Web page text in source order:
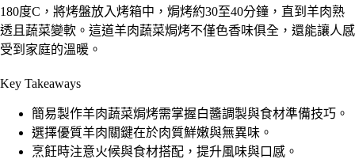
180度C，將烤盤放入烤箱中，焗烤約30至40分鐘，直到羊肉熟
透且蔬菜變軟。這道羊肉蔬菜焗烤不僅色香味俱全，還能讓人感
受到家庭的溫暖。
Key Takeaways
簡易製作羊肉蔬菜焗烤需掌握白醬調製與食材準備技巧。
選擇優質羊肉關鍵在於肉質鮮嫩與無異味。
烹飪時注意火候與食材搭配，提升風味與口感。